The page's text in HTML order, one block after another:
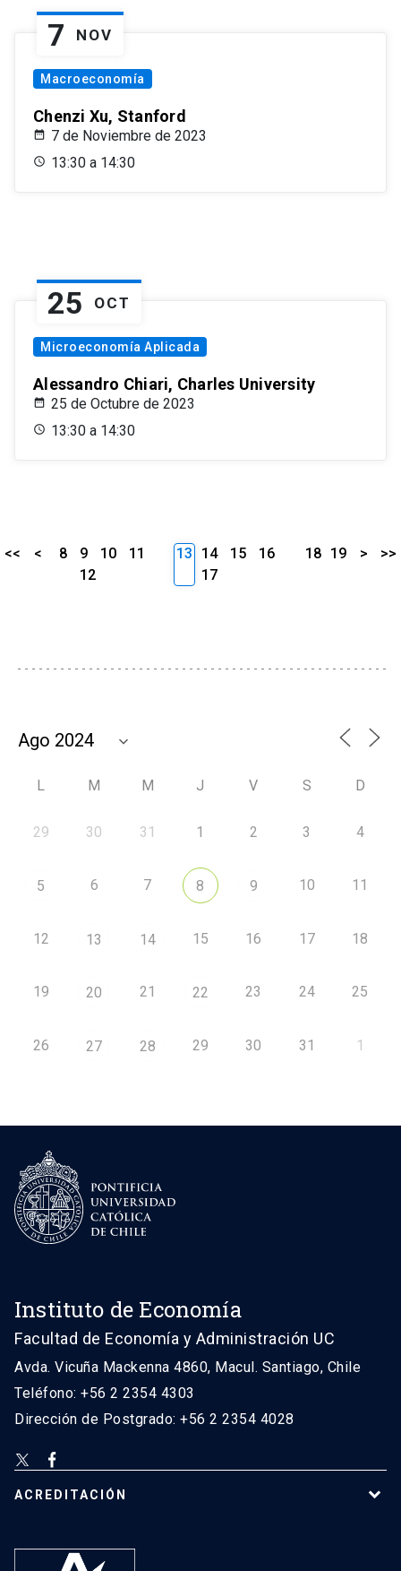
7 NOV
Macroeconomía
Chenzi Xu, Stanford
7 de Noviembre de 2023
13:30 a 14:30
25 OCT
Microeconomía Aplicada
Alessandro Chiari, Charles University
25 de Octubre de 2023
13:30 a 14:30
<< < 8 9 10
11
12
13 14 15
16
17
18 19 > >>
L M M J V S D
29 30 31 1 2 3 4
5 6 7 8 9 10 11
12 13 14 15 16 17 18
19 20 21 22 23 24 25
26 27 28 29 30 31 1
Instituto de Economía
Facultad de Economía y Administración UC
Avda. Vicuña Mackenna 4860, Macul. Santiago, Chile
Teléfono: +56 2 2354 4303
Dirección de Postgrado: +56 2 2354 4028
ACREDITACIÓN